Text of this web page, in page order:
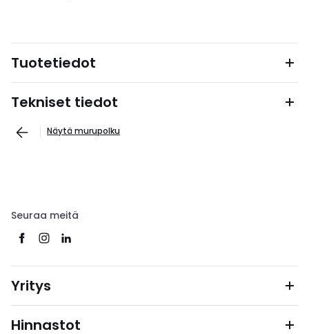
Tuotetiedot
Tekniset tiedot
Näytä murupolku
Seuraa meitä
Yritys
Hinnastot